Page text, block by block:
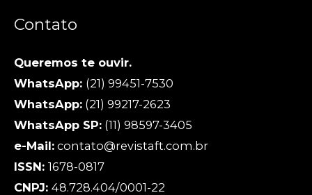
Contato
Queremos te ouvir.
WhatsApp: (21) 99451-7530
WhatsApp: (21) 99217-2623
WhatsApp SP: (11) 98597-3405
e-Mail: contato@revistaft.com.br
ISSN: 1678-0817
CNPJ: 48.728.404/0001-22